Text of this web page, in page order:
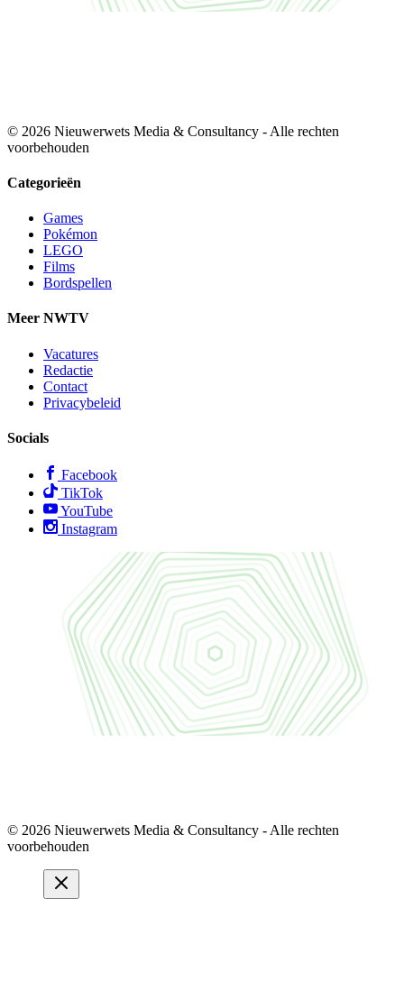
© 2026 Nieuwerwets Media & Consultancy - Alle rechten
voorbehouden
Categorieën
Games
Pokémon
LEGO
Films
Bordspellen
Meer NWTV
Vacatures
Redactie
Contact
Privacybeleid
Socials
Facebook
TikTok
YouTube
Instagram
© 2026 Nieuwerwets Media & Consultancy - Alle rechten
voorbehouden